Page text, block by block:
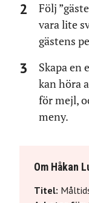
Följ
vara lite
gästens
Skapa en
kan höra
för mejl,
meny.
Om Håkan
Titel: